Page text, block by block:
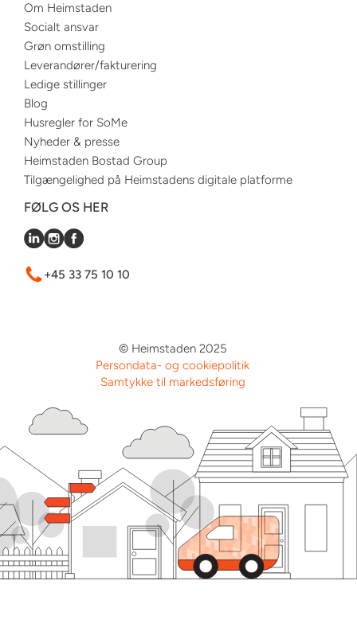
Om Heimstaden
Socialt ansvar
Grøn omstilling
Leverandører/fakturering
Ledige stillinger
Blog
Husregler for SoMe
Nyheder & presse
Heimstaden Bostad Group
Tilgængelighed på Heimstadens digitale platforme
FØLG OS HER
+45 33 75 10 10
© Heimstaden 2025
Persondata- og cookiepolitik
Samtykke til markedsføring